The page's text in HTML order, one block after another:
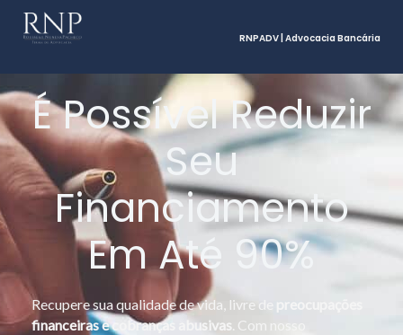
RNPADV | Advocacia Bancária
É Possível Reduzir
Seu
Financiamento
Em Até 90%
Recupere sua qualidade de vida, livre de
financeiras e cobranças abusivas. Com nosso